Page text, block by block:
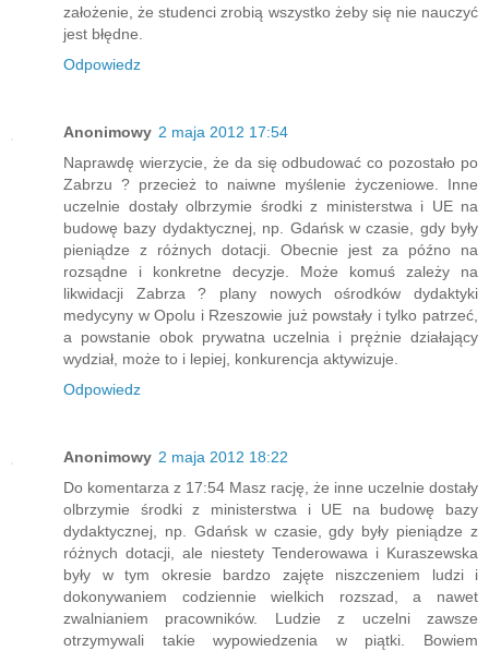
założenie, że studenci zrobią wszystko żeby się nie nauczyć
jest błędne.
Odpowiedz
Anonimowy 2 maja 2012 17:54
Naprawdę wierzycie, że da się odbudować co pozostało po
Zabrzu ? przecież to naiwne myślenie życzeniowe. Inne
uczelnie dostały olbrzymie środki z ministerstwa i UE na
budowę bazy dydaktycznej, np. Gdańsk w czasie, gdy były
pieniądze z różnych dotacji. Obecnie jest za późno na
rozsądne i konkretne decyzje. Może komuś zależy na
likwidacji Zabrza ? plany nowych ośrodków dydaktyki
medycyny w Opolu i Rzeszowie już powstały i tylko patrzeć,
a powstanie obok prywatna uczelnia i prężnie działający
wydział, może to i lepiej, konkurencja aktywizuje.
Odpowiedz
Anonimowy 2 maja 2012 18:22
Do komentarza z 17:54 Masz rację, że inne uczelnie dostały
olbrzymie środki z ministerstwa i UE na budowę bazy
dydaktycznej, np. Gdańsk w czasie, gdy były pieniądze z
różnych dotacji, ale niestety Tenderowawa i Kuraszewska
były w tym okresie bardzo zajęte niszczeniem ludzi i
dokonywaniem codziennie wielkich rozszad, a nawet
zwalnianiem pracowników. Ludzie z uczelni zawsze
otrzymywali takie wypowiedzenia w piątki. Bowiem